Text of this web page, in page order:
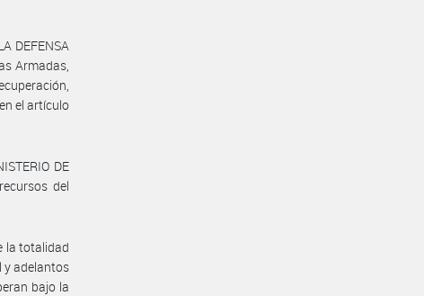
DEFENSA
Armadas,
el artículo
DE
del
la totalidad
y adelantos
bajo la